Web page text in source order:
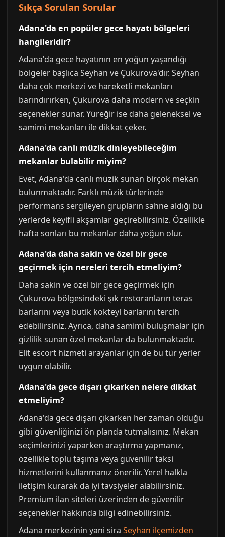
Sıkça Sorulan Sorular
Adana'da en popüler gece hayatı bölgeleri
hangileridir?
Adana'da gece hayatının en yoğun yaşandığı
bölgeler başlıca Seyhan ve Çukurova'dır. Seyhan
daha çok merkezi ve hareketli mekanları
barındırırken, Çukurova daha modern ve seçkin
seçenekler sunar. Yüreğir ise daha geleneksel ve
samimi mekanları ile dikkat çeker.
Adana'da canlı müzik dinleyebileceğim
mekanlar bulabilir miyim?
Evet, Adana'da canlı müzik sunan birçok mekan
bulunmaktadır. Farklı müzik türlerinde
performans sergileyen grupların sahne aldığı bu
yerlerde keyifli akşamlar geçirebilirsiniz. Özellikle
hafta sonları bu mekanlar daha yoğun olur.
Adana'da daha sakin ve özel bir gece
geçirmek için nereleri tercih etmeliyim?
Daha sakin ve özel bir gece geçirmek için
Çukurova bölgesindeki şık restoranların teras
barlarını veya butik kokteyl barlarını tercih
edebilirsiniz. Ayrıca, daha samimi buluşmalar için
gizlilik sunan özel mekanlar da bulunmaktadır.
Elit escort hizmeti arayanlar için de bu tür yerler
uygun olabilir.
Adana'da gece dışarı çıkarken nelere dikkat
etmeliyim?
Adana'da gece dışarı çıkarken her zaman olduğu
gibi güvenliğinizi ön planda tutmalısınız. Mekan
seçimlerinizi yaparken araştırma yapmanız,
özellikle toplu taşıma veya güvenilir taksi
hizmetlerini kullanmanız önerilir. Yerel halkla
iletişim kurarak da iyi tavsiyeler alabilirsiniz.
Premium ilan siteleri üzerinden de güvenilir
seçenekler hakkında bilgi edinebilirsiniz.
Adana merkezinin yani sira Seyhan ilçemizden